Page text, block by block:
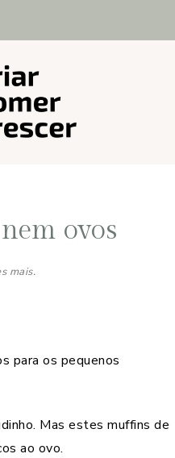
ovos
mais.
para os pequenos
Mas estes muffins de
ao ovo.